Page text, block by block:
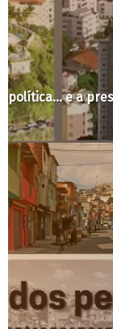
A
patamar de